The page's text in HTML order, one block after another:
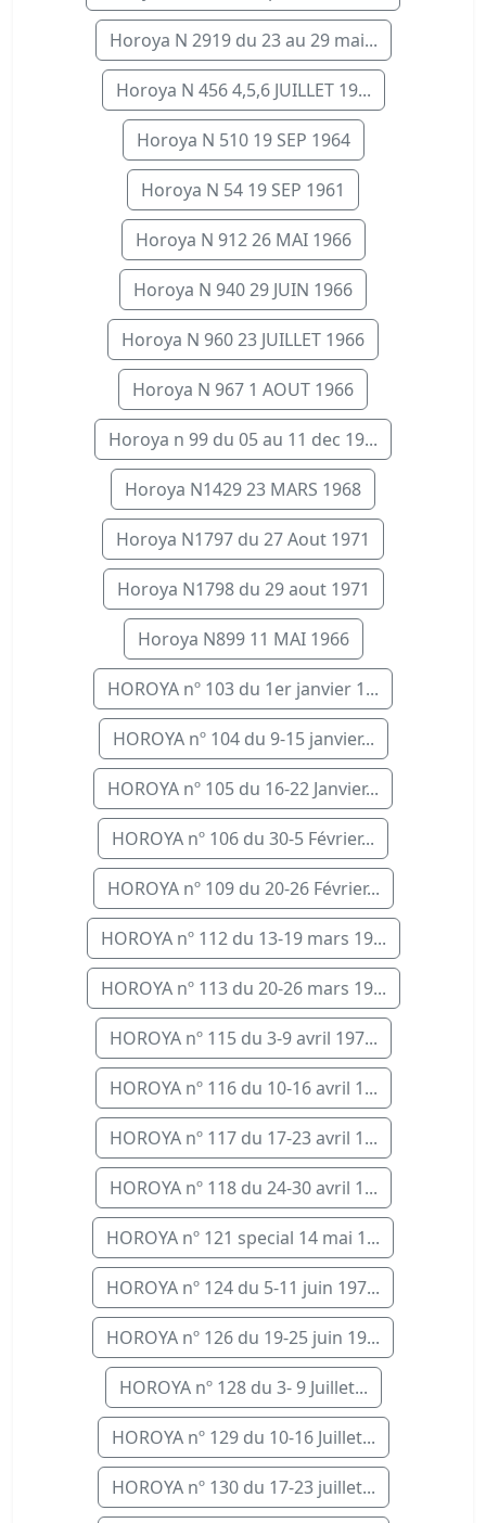
Horoya N 2919 du 23 au 29 mai...
Horoya N 456 4,5,6 JUILLET 19...
Horoya N 510 19 SEP 1964
Horoya N 54 19 SEP 1961
Horoya N 912 26 MAI 1966
Horoya N 940 29 JUIN 1966
Horoya N 960 23 JUILLET 1966
Horoya N 967 1 AOUT 1966
Horoya n 99 du 05 au 11 dec 19...
Horoya N1429 23 MARS 1968
Horoya N1797 du 27 Aout 1971
Horoya N1798 du 29 aout 1971
Horoya N899 11 MAI 1966
HOROYA nº 103 du 1er janvier 1...
HOROYA nº 104 du 9-15 janvier...
HOROYA nº 105 du 16-22 Janvier...
HOROYA nº 106 du 30-5 Février...
HOROYA nº 109 du 20-26 Février...
HOROYA nº 112 du 13-19 mars 19...
HOROYA nº 113 du 20-26 mars 19...
HOROYA nº 115 du 3-9 avril 197...
HOROYA nº 116 du 10-16 avril 1...
HOROYA nº 117 du 17-23 avril 1...
HOROYA nº 118 du 24-30 avril 1...
HOROYA nº 121 special 14 mai 1...
HOROYA nº 124 du 5-11 juin 197...
HOROYA nº 126 du 19-25 juin 19...
HOROYA nº 128 du 3- 9 Juillet...
HOROYA nº 129 du 10-16 Juillet...
HOROYA nº 130 du 17-23 juillet...